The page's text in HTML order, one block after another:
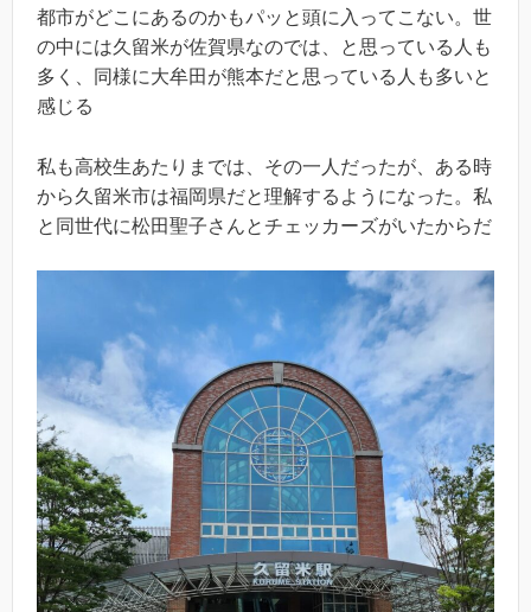
都市がどこにあるのかもパッと頭に入ってこない。世
の中には久留米が佐賀県なのでは、と思っている人も
多く、同様に大牟田が熊本だと思っている人も多いと
感じる
私も高校生あたりまでは、その一人だったが、ある時
から久留米市は福岡県だと理解するようになった。私
と同世代に松田聖子さんとチェッカーズがいたからだ